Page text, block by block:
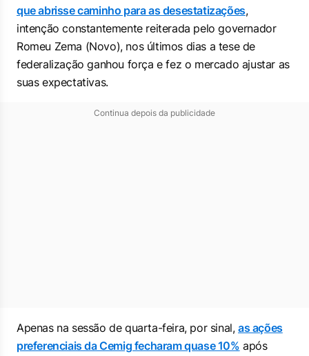
que abrisse caminho para as desestatizações,
intenção constantemente reiterada pelo governador
Romeu Zema (Novo), nos últimos dias a tese de
federalização ganhou força e fez o mercado ajustar as
suas expectativas.
Continua depois da publicidade
Apenas na sessão de quarta-feira, por sinal, as ações
preferenciais da Cemig fecharam quase 10% após